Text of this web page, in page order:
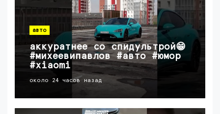
авто
аккуратнее со спидультрой😁
#михеевипавлов #авто #юмор
#xiaomi
около 24 часов назад